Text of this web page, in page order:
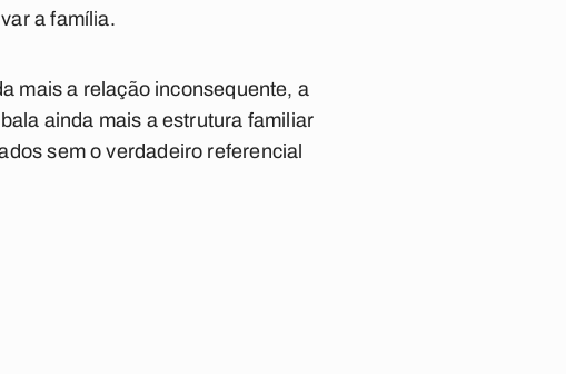
a família.
mais a relação inconsequente, a
ainda mais a estrutura familiar
sem o verdadeiro referencial